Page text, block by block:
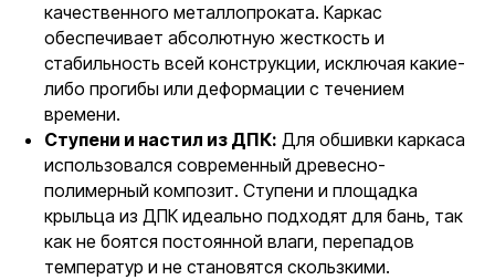
качественного металлопроката. Каркас
обеспечивает абсолютную жесткость и
стабильность всей конструкции, исключая какие-
либо прогибы или деформации с течением
времени.
Ступени и настил из ДПК: Для обшивки каркаса
использовался современный древесно-
полимерный композит. Ступени и площадка
крыльца из ДПК идеально подходят для бань, так
как не боятся постоянной влаги, перепадов
температур и не становятся скользкими.